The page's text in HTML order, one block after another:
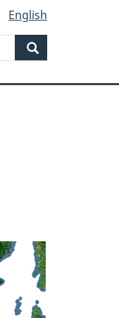
English
Search